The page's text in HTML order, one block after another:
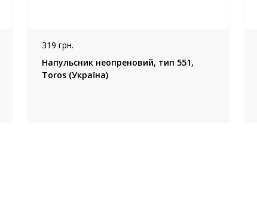
319 грн.
Напульсник неопреновий, тип 551,
Toros (Україна)